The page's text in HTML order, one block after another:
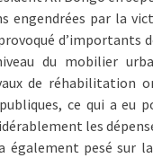
engendrées par la
d’importants
du mobilier
de réhabilitation
ce qui a eu
les
également pesé sur